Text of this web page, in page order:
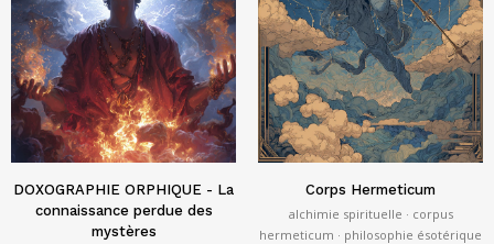
DOXOGRAPHIE ORPHIQUE - La
connaissance perdue des
mystères
Corps Hermeticum
alchimie spirituelle · corpus
hermeticum · philosophie ésotérique